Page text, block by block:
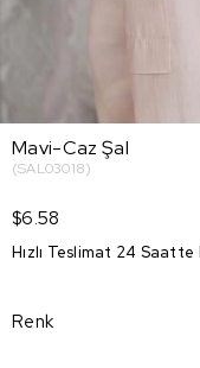
Mavi-Caz Şal
(SAL03018)
$6.58
Hızlı Teslimat 24 Saatte
Renk